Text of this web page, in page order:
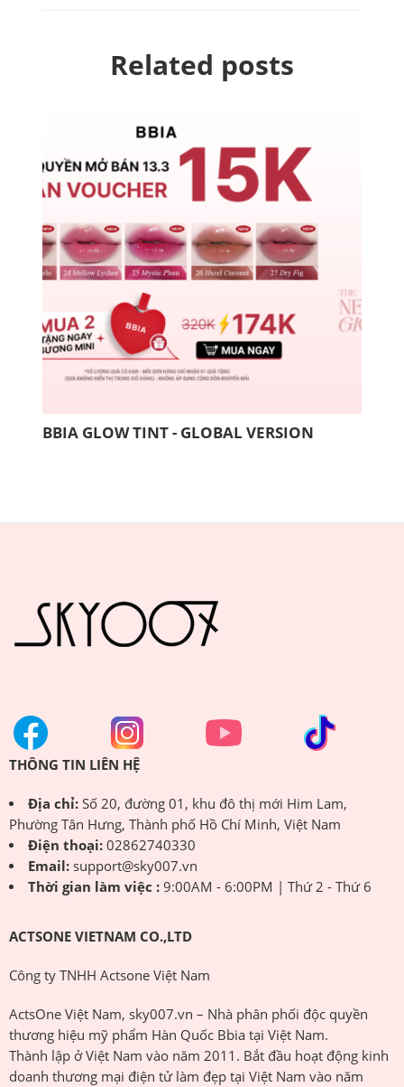
Related posts
BBIA GLOW TINT - GLOBAL VERSION
THÔNG TIN LIÊN HỆ
Địa chỉ:Số 20, đường 01, khu đô thị mới Him Lam,
Phường Tân Hưng, Thành phố Hồ Chí Minh, Việt Nam
Điện thoại:02862740330
Email:support@sky007.vn
Thời gian làm việc :9:00AM - 6:00PM | Thứ 2 - Thứ 6
ACTSONE VIETNAM CO.,LTD
Công ty TNHH Actsone Việt Nam
ActsOne Việt Nam, sky007.vn – Nhà phân phối độc quyền
thương hiệu mỹ phẩm Hàn Quốc Bbia tại Việt Nam.
Thành lập ở Việt Nam vào năm 2011. Bắt đầu hoạt động kinh
doanh thương mại điện tử làm đẹp tại Việt Nam vào năm